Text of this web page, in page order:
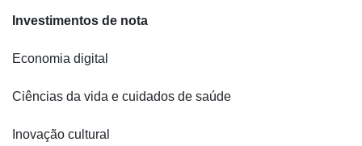
Investimentos de nota
Economia digital
Ciências da vida e cuidados de saúde
Inovação cultural